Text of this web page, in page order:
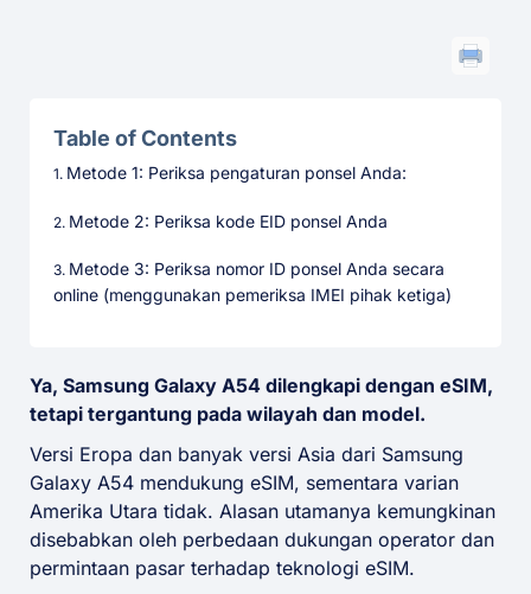
Table of Contents
Metode 1: Periksa pengaturan ponsel Anda:
Metode 2: Periksa kode EID ponsel Anda
Metode 3: Periksa nomor ID ponsel Anda secara
online (menggunakan pemeriksa IMEI pihak ketiga)
Ya, Samsung Galaxy A54 dilengkapi dengan eSIM,
tetapi tergantung pada wilayah dan model.
Versi Eropa dan banyak versi Asia dari Samsung
Galaxy A54 mendukung eSIM, sementara varian
Amerika Utara tidak. Alasan utamanya kemungkinan
disebabkan oleh perbedaan dukungan operator dan
permintaan pasar terhadap teknologi eSIM.